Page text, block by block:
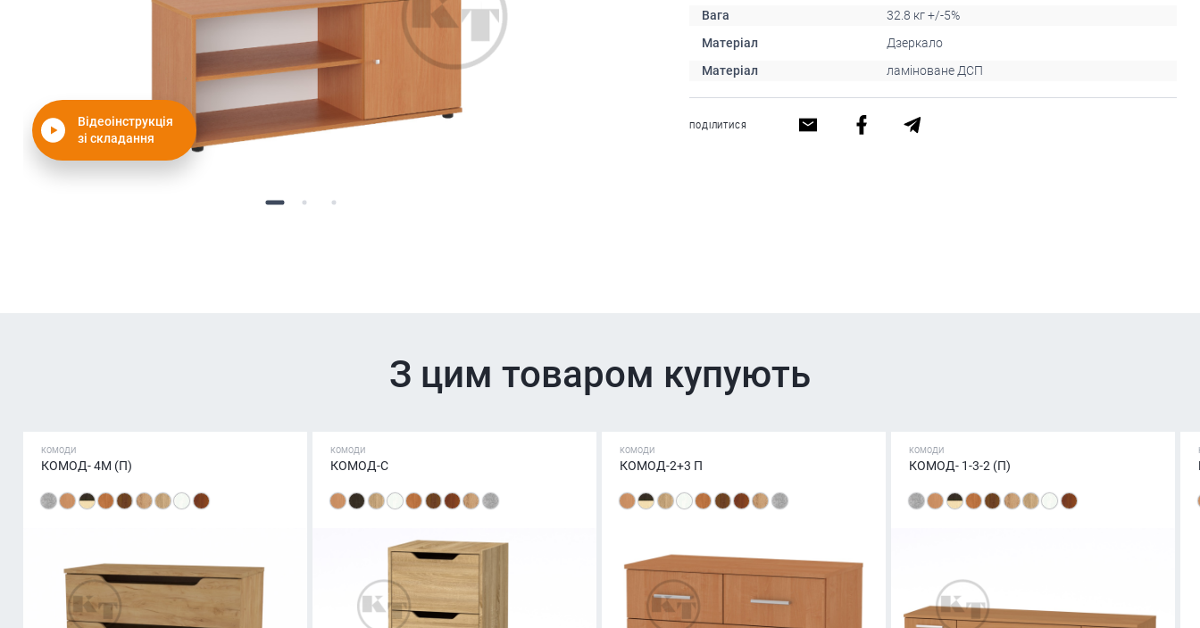
Відеоінструкція
зі складання
Вага
32.8 кг +/-5%
Матеріал
Дзеркало
Матеріал
ламіноване ДСП
ПОДІЛИТИСЯ
З цим товаром купують
КОМОДИ
КОМОД- 4М (П)
КОМОДИ
КОМОД-С
КОМОДИ
КОМОД-2+3 П
КОМОДИ
КОМОД- 1-3-2 (П)